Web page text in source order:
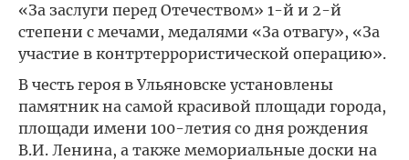
«За заслуги перед Отечеством» 1-й и 2-й
степени с мечами, медалями «За отвагу», «За
участие в контртеррористической операцию».
В честь героя в Ульяновске установлены
памятник на самой красивой площади города,
площади имени 100-летия со дня рождения
В.И. Ленина, а также мемориальные доски на